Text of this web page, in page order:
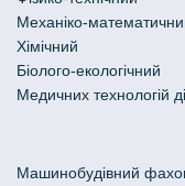
Механіко-
Хімічний
Біолого-екологічний
Медичних технологій
Машинобудівний